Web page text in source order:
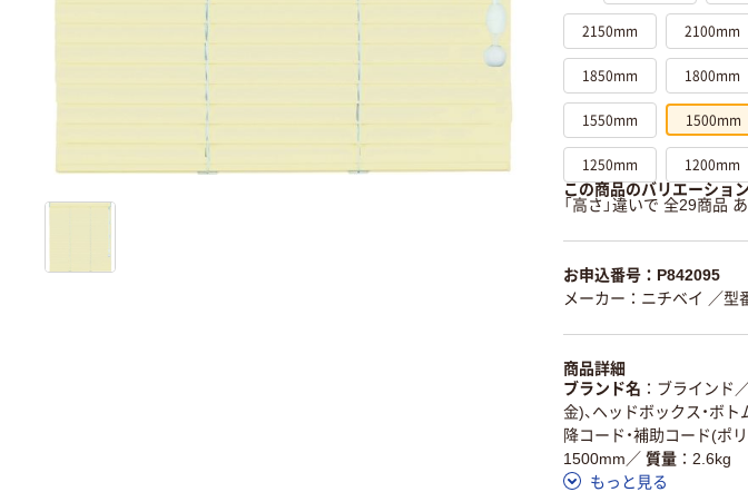
2150mm 2100mm
1850mm 1800mm
1550mm 1500mm
1250mm 1200mm
この商品のバリエーション
「高さ」違いで 全29商品 あ
お申込番号：P842095
メーカー：ニチベイ ／型
商品詳細
ブランド名
ブラインド
金)、ヘッドボックス・ボ
降コード・補助コード(ポ
1500mm ／ 質量
2.6kg
もっと見る